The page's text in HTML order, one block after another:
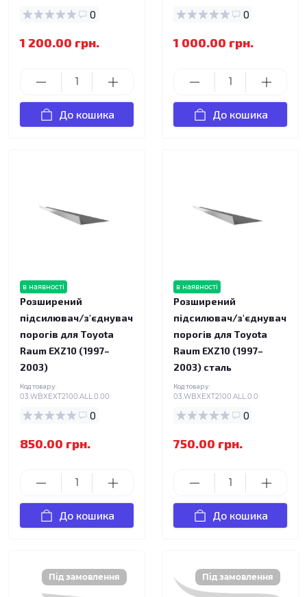
0
1 200.00 грн.
До кошика
0
1 000.00 грн.
До кошика
в наявності
Розширений
підсилювач/з'єднувач
порогів для Toyota
Raum EXZ10 (1997–
2003)
Код товару:
03.WBXEXT2100.ALL.0.00
0
850.00 грн.
До кошика
в наявності
Розширений
підсилювач/з'єднувач
порогів для Toyota
Raum EXZ10 (1997–
2003) сталь
Код товару:
03.WBXEXT2100.ALL.0.0
0
750.00 грн.
До кошика